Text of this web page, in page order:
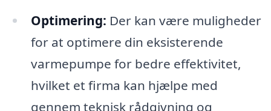
Optimering: Der kan være muligheder
for at optimere din eksisterende
varmepumpe for bedre effektivitet,
hvilket et firma kan hjælpe med
gennem teknisk rådgivning og